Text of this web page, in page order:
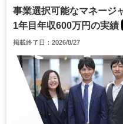
事業選択可能なマネージ
1年目年収600万円の実績
掲載終了日：2026/8/27